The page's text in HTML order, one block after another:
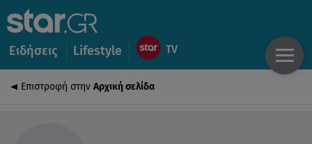
Ειδήσεις Lifestyle
Επιστροφή στην Αρχική σελίδα